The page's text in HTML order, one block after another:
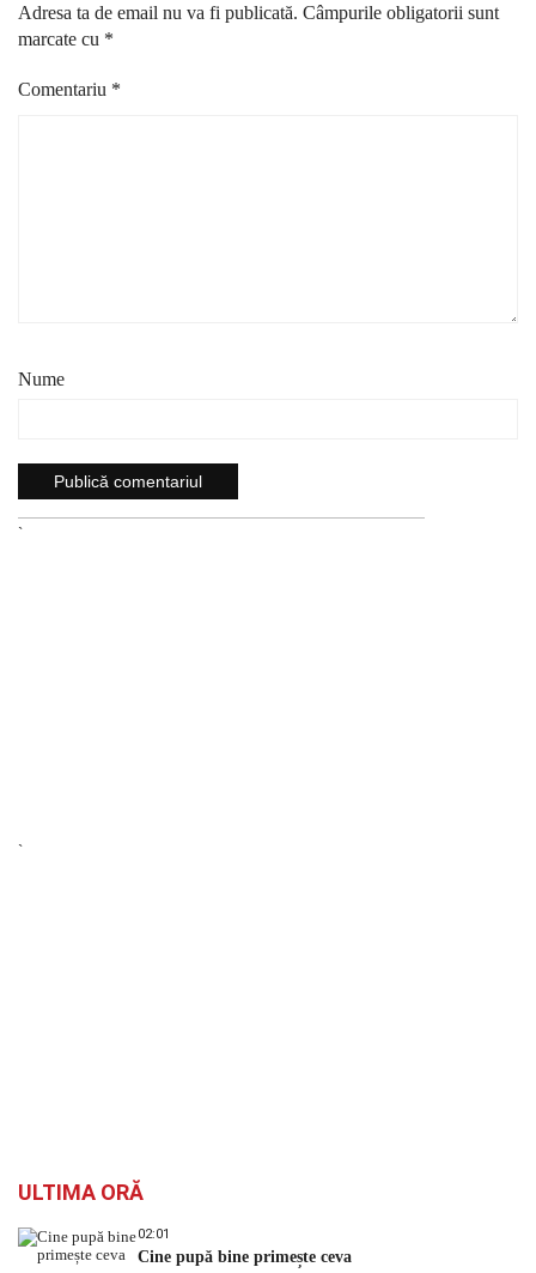
Adresa ta de email nu va fi publicată. Câmpurile obligatorii sunt
marcate cu *
Comentariu *
Nume
`
`
ULTIMA ORĂ
02:01
Cine pupă bine primește ceva